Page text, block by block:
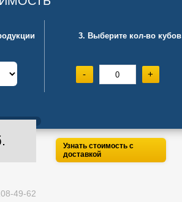
3. Выберите кол-во кубов
- +
Узнать стоимость с
доставкой